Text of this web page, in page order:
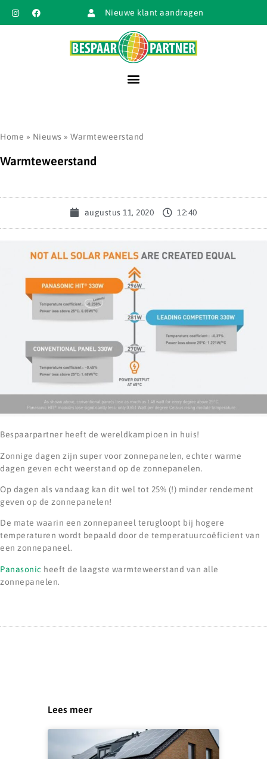
Nieuwe klant aandragen
Home » Nieuws » Warmteweerstand
Warmteweerstand
augustus 11, 2020 12:40
Bespaarpartner heeft de wereldkampioen in huis!
Zonnige dagen zijn super voor zonnepanelen, echter warme
dagen geven echt weerstand op de zonnepanelen.
Op dagen als vandaag kan dit wel tot 25% (!) minder rendement
geven op de zonnepanelen!
De mate waarin een zonnepaneel terugloopt bij hogere
temperaturen wordt bepaald door de temperatuurcoëficient van
een zonnepaneel.
Panasonic heeft de laagste warmteweerstand van alle
zonnepanelen.
Lees meer